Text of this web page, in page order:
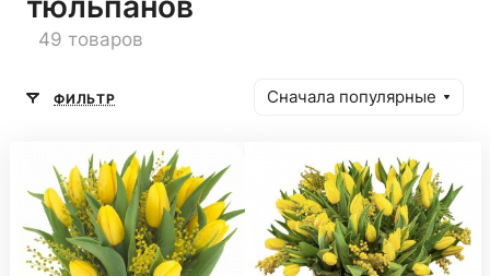
49 товаров
ФИЛЬТР Сначала популярные